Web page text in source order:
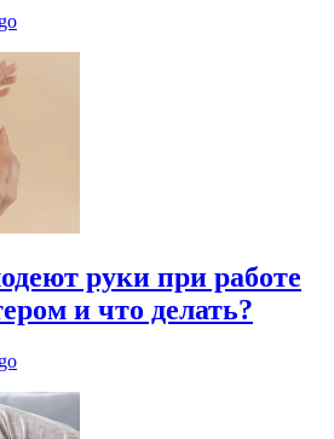
руки при работе
и что делать?